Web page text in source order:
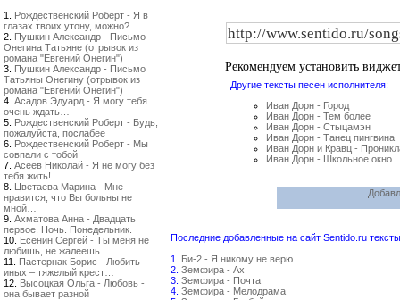
1. Рождественский Роберт - Я в
глазах твоих утону, можно?
2. Пушкин Александр - Письмо
Онегина Татьяне (отрывок из
романа "Евгений Онегин")
3. Пушкин Александр - Письмо
Татьяны Онегину (отрывок из
романа "Евгений Онегин")
4. Асадов Эдуард - Я могу тебя
очень ждать…
5. Рождественский Роберт - Будь,
пожалуйста, послабее
6. Рождественский Роберт - Мы
совпали с тобой
7. Асеев Николай - Я не могу без
тебя жить!
8. Цветаева Марина - Мне
нравится, что Вы больны не
мной…
9. Ахматова Анна - Двадцать
первое. Ночь. Понедельник.
10. Есенин Сергей - Ты меня не
любишь, не жалеешь
11. Пастернак Борис - Любить
иных – тяжелый крест…
12. Высоцкая Ольга - Любовь -
она бывает разной
Рекомендуем установить
Другие тексты песен исполнителя:
Иван Дорн - Город
Иван Дорн - Тем более
Иван Дорн - Стыцамэн
Иван Дорн - Танец пингвина
Иван Дорн и Кравц -
Иван Дорн - Школьное окно
Последние добавленные на сайт Sentido.ru
1. Би-2 - Я никому не верю
2. Земфира - Ах
3. Земфира - Почта
4. Земфира - Мелодрама